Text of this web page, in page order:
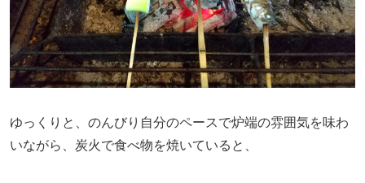
ゆっくりと、のんびり自分のペースで炉端の雰囲気を味わ
いながら、炭火で食べ物を焼いていると、